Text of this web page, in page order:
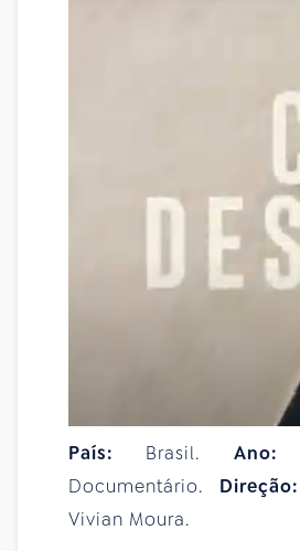
País: Brasil. Ano:
Documentário. Direção:
Vivian Moura.